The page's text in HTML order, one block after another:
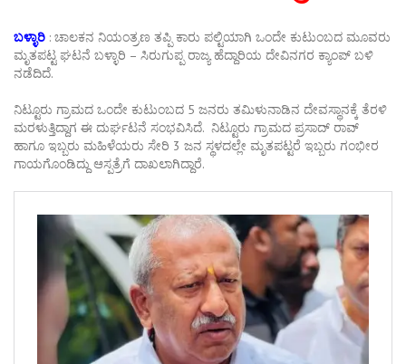
ಬಳ್ಳಾರಿ : ಚಾಲಕನ ನಿಯಂತ್ರಣ ತಪ್ಪಿ ಕಾರು ಪಲ್ಟಿಯಾಗಿ ಒಂದೇ ಕುಟುಂಬದ ಮೂವರು
ಮೃತಪಟ್ಟ ಘಟನೆ ಬಳ್ಳಾರಿ – ಸಿರುಗುಪ್ಪ ರಾಜ್ಯ ಹೆದ್ದಾರಿಯ ದೇವಿನಗರ ಕ್ಯಾಂಪ್ ಬಳಿ
ನಡೆದಿದೆ.
ನಿಟ್ಟೂರು ಗ್ರಾಮದ ಒಂದೇ ಕುಟುಂಬದ 5 ಜನರು ತಮಿಳುನಾಡಿನ ದೇವಸ್ಥಾನಕ್ಕೆ ತೆರಳಿ
ಮರಳುತ್ತಿದ್ದಾಗ ಈ ದುರ್ಘಟನೆ ಸಂಭವಿಸಿದೆ. ನಿಟ್ಟೂರು ಗ್ರಾಮದ ಪ್ರಸಾದ್ ರಾವ್
ಹಾಗೂ ಇಬ್ಬರು ಮಹಿಳೆಯರು ಸೇರಿ 3 ಜನ ಸ್ಥಳದಲ್ಲೇ ಮೃತಪಟ್ಟರೆ ಇಬ್ಬರು ಗಂಭೀರ
ಗಾಯಗೊಂಡಿದ್ದು ಆಸ್ಪತ್ರೆಗೆ ದಾಖಲಾಗಿದ್ದಾರೆ.